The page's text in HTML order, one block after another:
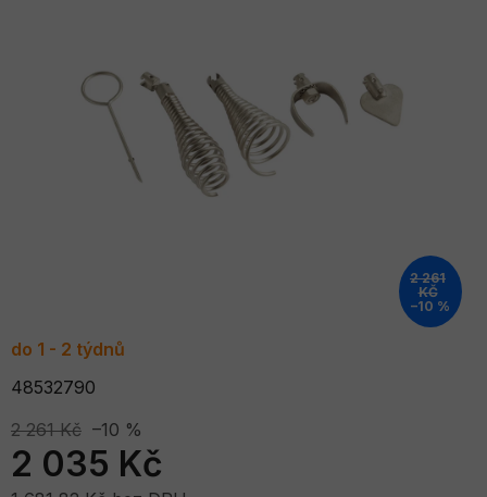
do 1 - 2 týdnů
48532790
2 261 Kč –10 %
2 035 Kč
2 261
KČ
–10 %